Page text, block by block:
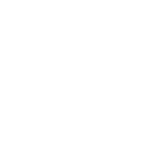
materiaalit